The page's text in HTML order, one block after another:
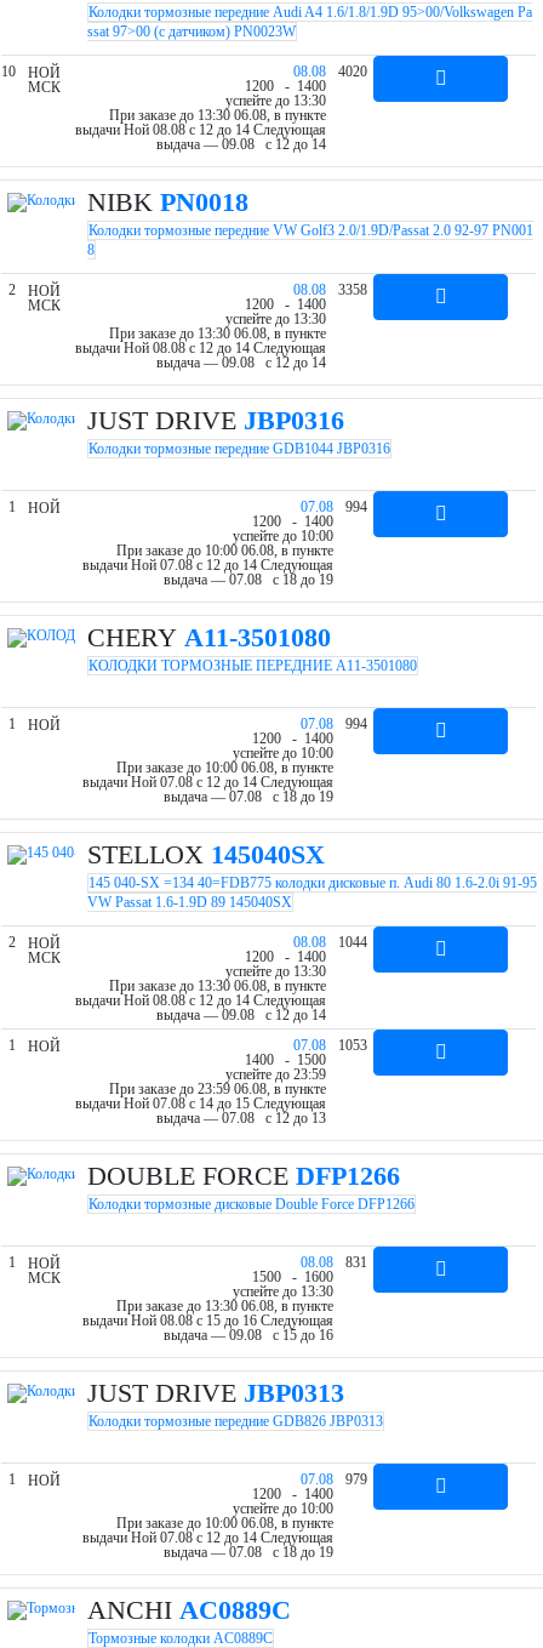
Колодки тормозные передние Audi A4 1.6/1.8/1.9D 95>00/Volkswagen Pa
ssat 97>00 (с датчиком) PN0023W
10
НОЙ
МСК
08.08
1200 - 1400
успейте до 13:30
При заказе до 13:30 06.08, в пункте
выдачи Ной 08.08 c 12 до 14 Следующая
выдача — 09.08 c 12 до 14
4020
NIBK PN0018
Колодки тормозные передние VW Golf3 2.0/1.9D/Passat 2.0 92-97 PN001
8
2
НОЙ
МСК
08.08
1200 - 1400
успейте до 13:30
При заказе до 13:30 06.08, в пункте
выдачи Ной 08.08 c 12 до 14 Следующая
выдача — 09.08 c 12 до 14
3358
JUST DRIVE JBP0316
Колодки тормозные передние GDB1044 JBP0316
1 НОЙ
07.08
1200 - 1400
успейте до 10:00
При заказе до 10:00 06.08, в пункте
выдачи Ной 07.08 c 12 до 14 Следующая
выдача — 07.08 c 18 до 19
994
CHERY A11-3501080
КОЛОДКИ ТОРМОЗНЫЕ ПЕРЕДНИЕ A11-3501080
1 НОЙ
07.08
1200 - 1400
успейте до 10:00
При заказе до 10:00 06.08, в пункте
выдачи Ной 07.08 c 12 до 14 Следующая
выдача — 07.08 c 18 до 19
994
STELLOX 145040SX
145 040-SX =134 40=FDB775 колодки дисковые п. Audi 80 1.6-2.0i 91-95
VW Passat 1.6-1.9D 89 145040SX
2
НОЙ
МСК
08.08
1200 - 1400
успейте до 13:30
При заказе до 13:30 06.08, в пункте
выдачи Ной 08.08 c 12 до 14 Следующая
выдача — 09.08 c 12 до 14
1044
1 НОЙ
07.08
1400 - 1500
успейте до 23:59
При заказе до 23:59 06.08, в пункте
выдачи Ной 07.08 c 14 до 15 Следующая
выдача — 07.08 c 12 до 13
1053
DOUBLE FORCE DFP1266
Колодки тормозные дисковые Double Force DFP1266
1
НОЙ
МСК
08.08
1500 - 1600
успейте до 13:30
При заказе до 13:30 06.08, в пункте
выдачи Ной 08.08 c 15 до 16 Следующая
выдача — 09.08 c 15 до 16
831
JUST DRIVE JBP0313
Колодки тормозные передние GDB826 JBP0313
1 НОЙ
07.08
1200 - 1400
успейте до 10:00
При заказе до 10:00 06.08, в пункте
выдачи Ной 07.08 c 12 до 14 Следующая
выдача — 07.08 c 18 до 19
979
ANCHI AC0889C
Тормозные колодки AC0889C